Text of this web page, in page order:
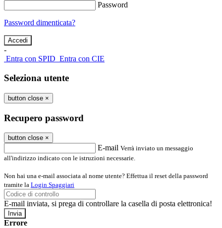
Password
Password dimenticata?
-
Entra con SPID Entra con CIE
Seleziona utente
button close ×
Recupero password
button close ×
E-mail Verrà inviato un messaggio
all'indirizzo indicato con le istruzioni necessarie.
Non hai una e-mail associata al nome utente? Effettua il reset della password
tramite la Login Spaggiari
E-mail inviata, si prega di controllare la casella di posta elettronica!
Errore